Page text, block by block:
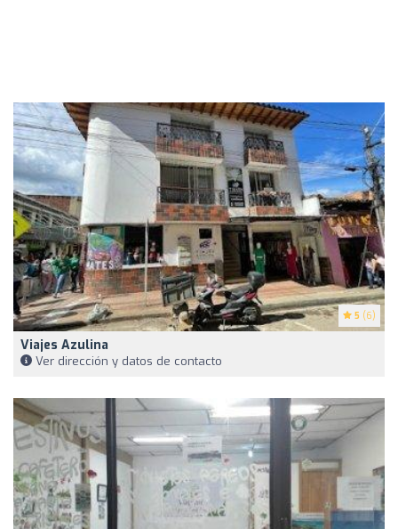
5 (6)
Viajes Azulina
Ver dirección y datos de contacto